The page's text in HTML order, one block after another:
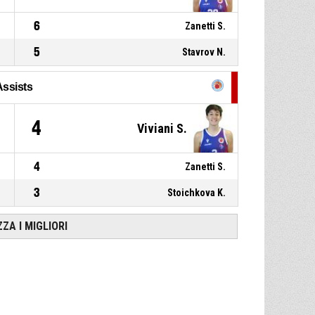
Entra
P400:47
P400:47
6 Zanetti S.
5 Stavrov N.
4 Viviani S.
4 Zanetti S.
3 Stoichkova K.
I MIGLIORI